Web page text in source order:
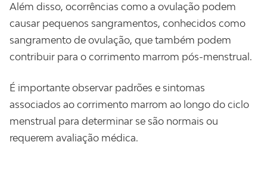
Além disso, ocorrências como a ovulação podem
causar pequenos sangramentos, conhecidos como
sangramento de ovulação, que também podem
contribuir para o corrimento marrom pós-menstrual.
É importante observar padrões e sintomas
associados ao corrimento marrom ao longo do ciclo
menstrual para determinar se são normais ou
requerem avaliação médica.